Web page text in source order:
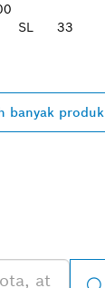
SL 33
banyak produk